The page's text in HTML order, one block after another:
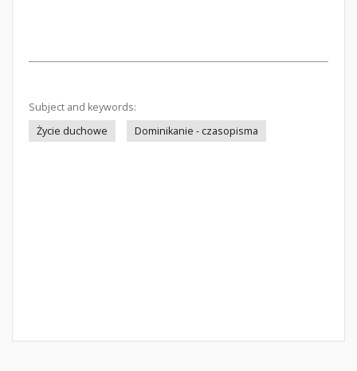
Subject and keywords:
Życie duchowe
Dominikanie - czasopisma